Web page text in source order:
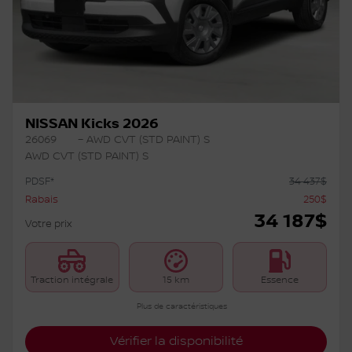
NISSAN Kicks 2026
26069
– AWD CVT (STD PAINT) S
AWD CVT (STD PAINT) S
PDSF*
34 437$
Rabais
250$
Votre prix
34 187$
Traction intégrale 15 km Essence
Plus de caractéristiques
Vérifier la disponibilité